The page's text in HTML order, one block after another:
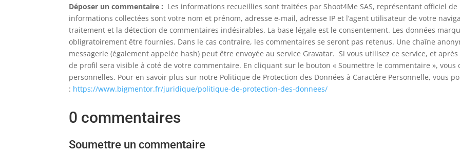
Déposer un commentaire : Les informations recueillies sont traitées par Shoot4Me SAS, représentant officiel
informations collectées sont votre nom et prénom, adresse e-mail, adresse IP et l’agent utilisateur de votre
traitement et la détection de commentaires indésirables. La base légale est le consentement. Les données
obligratoirement être fournies. Dans le cas contraire, les commentaires se seront pas retenus. Une chaîne
messagerie (également appelée hash) peut être envoyée au service Gravatar. Si vous utilisez ce service, et
de profil sera visible à coté de votre commentaire. En cliquant sur le bouton « Soumettre le commentaire »,
personnelles. Pour en savoir plus sur notre Politique de Protection des Données à Caractère Personnelle, vous
: https://www.bigmentor.fr/juridique/politique-de-protection-des-donnees/
0 commentaires
Soumettre un commentaire